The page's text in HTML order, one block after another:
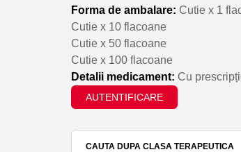
Forma de ambalare: Cutie x 1
Cutie x 10 flacoane
Cutie x 50 flacoane
Cutie x 100 flacoane
Detalii medicament: Cu
AUTENTIFICARE
CAUTA DUPA CLASA TERAPEUTICA